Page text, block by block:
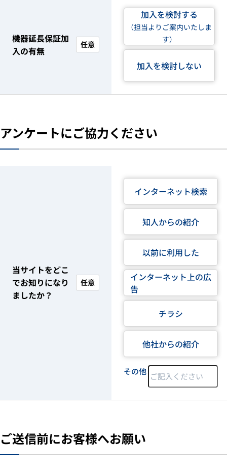
機器延長保証加
入の有無
任意
加入を検討する
（担当よりご案内いたしま
す）
加入を検討しない
アンケートにご協力ください
当サイトをどこ
でお知りになり
ましたか？
任意
インターネット検索
知人からの紹介
以前に利用した
インターネット上の広
告
チラシ
他社からの紹介
その他
ご送信前にお客様へお願い